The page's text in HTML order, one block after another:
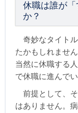
休職は誰が
か？
奇妙なタイト
たかもしれません
当然に休職する
で休職に進んで
前提として、そ
はありません。